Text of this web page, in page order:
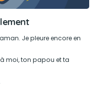
Je pleure encore en
moi, ton papou et ta